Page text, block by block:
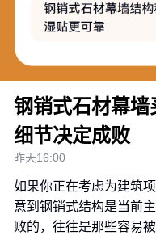
钢销式石材幕
细节决定成败
昨天16:00
如果你正在考虑为建筑
意到钢销式结构是当前
败的，往往是那些容易